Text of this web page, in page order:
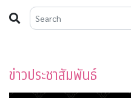
ข่าวประชาสัมพันธ์